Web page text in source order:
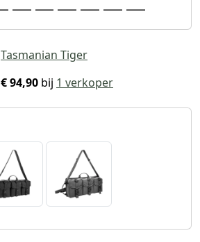
Tasmanian Tiger
€ 94,90 bij 1 verkoper